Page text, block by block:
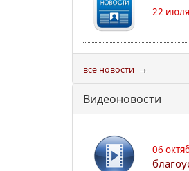
22
все новости →
Видеоновости
06